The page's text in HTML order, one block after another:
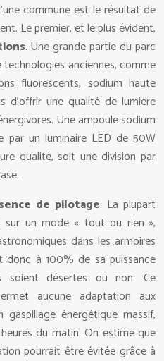
commune est le résultat de
Le premier, et le plus évident,
. Une grande partie du parc
anciennes, comme
fluorescents, sodium haute
d’offrir une qualité de lumière
Une ampoule sodium
par un luminaire LED de 50W
qualité, soit une division par
de pilotage. La plupart
sur un mode « tout ou rien »,
dans les armoires
donc à 100% de sa puissance
désertes ou non. Ce
aucune adaptation aux
énergétique massif,
du matin. On estime que
pourrait être évitée grâce à